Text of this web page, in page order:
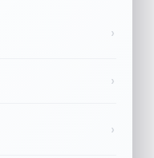
›
›
›
převážně lepší
trhu však...
vzrostly téměř o